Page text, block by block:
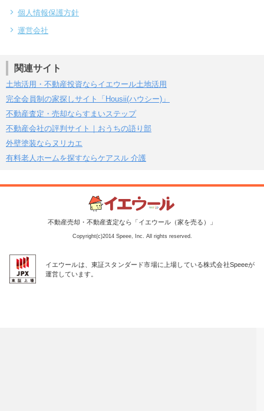
個人情報保護方針
運営会社
関連サイト
土地活用・不動産投資ならイエウール土地活用
完全会員制の家探しサイト「Housii(ハウシー)」
不動産査定・売却ならすまいステップ
不動産会社の評判サイト｜おうちの語り部
外壁塗装ならヌリカエ
有料老人ホームを探すならケアスル 介護
不動産売却・不動産査定なら「イエウール（家を売る）」
Copyright(c)2014 Speee, Inc. All rights reserved.
イエウールは、東証スタンダード市場に上場している株式会社Speeeが
運営しています。